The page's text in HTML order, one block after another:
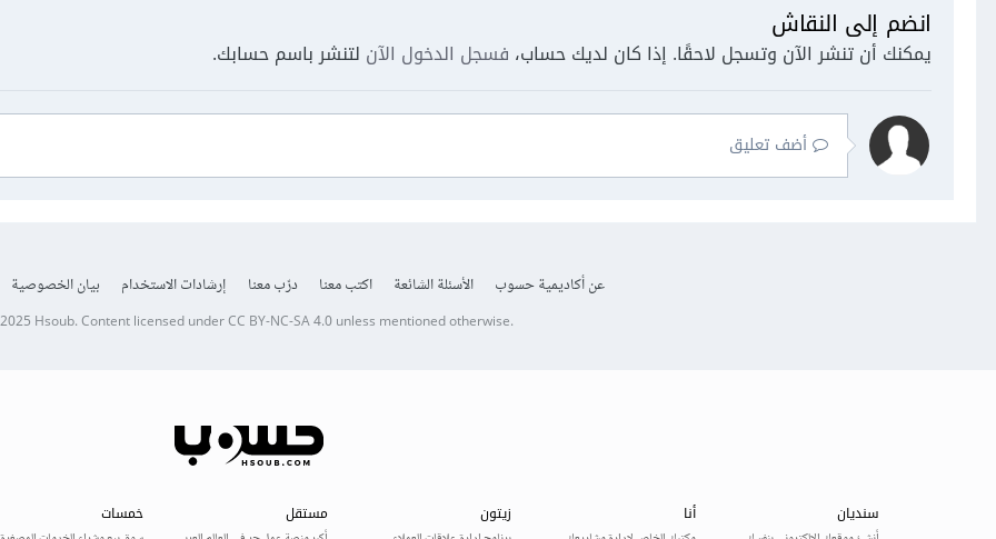
انضم إلى النقاش
يمكنك أن تنشر الآن وتسجل لاحقًا. إذا كان لديك حساب، فسجل الدخول الآن لتنشر باسم حسابك.
أضف تعليق
عن أكاديمية حسوب الأسئلة الشائعة اكتب معنا درّب معنا إرشادات الاستخدام بيان الخصوصية
Hsoub.Content licensed underCC BY-NC-SA 4.0unless mentioned otherwise.